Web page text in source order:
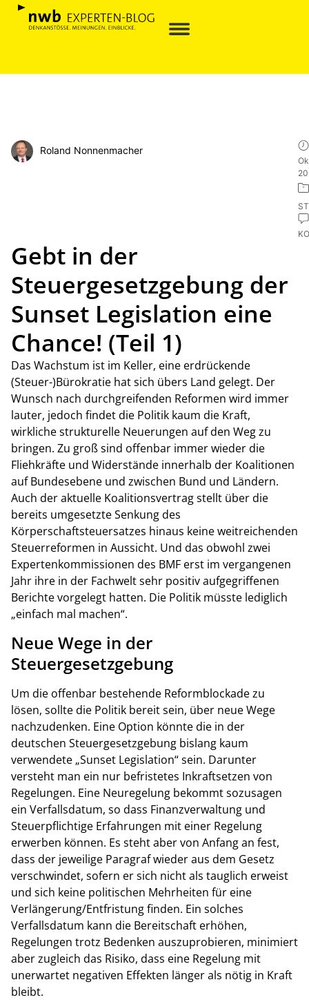
Roland Nonnenmacher
Gebt in der
Steuergesetzgebung der
Sunset Legislation eine
Chance! (Teil 1)
Das Wachstum ist im Keller, eine erdrückende
(Steuer-)Bürokratie hat sich übers Land gelegt. Der
Wunsch nach durchgreifenden Reformen wird immer
lauter, jedoch findet die Politik kaum die Kraft,
wirkliche strukturelle Neuerungen auf den Weg zu
bringen. Zu groß sind offenbar immer wieder die
Fliehkräfte und Widerstände innerhalb der Koalitionen
auf Bundesebene und zwischen Bund und Ländern.
Auch der aktuelle Koalitionsvertrag stellt über die
bereits umgesetzte Senkung des
Körperschaftsteuersatzes hinaus keine weitreichenden
Steuerreformen in Aussicht. Und das obwohl zwei
Expertenkommissionen des BMF erst im vergangenen
Jahr ihre in der Fachwelt sehr positiv aufgegriffenen
Berichte vorgelegt hatten. Die Politik müsste lediglich
„einfach mal machen“.
Neue Wege in der
Steuergesetzgebung
Um die offenbar bestehende Reformblockade zu
lösen, sollte die Politik bereit sein, über neue Wege
nachzudenken. Eine Option könnte die in der
deutschen Steuergesetzgebung bislang kaum
verwendete „Sunset Legislation“ sein. Darunter
versteht man ein nur befristetes Inkraftsetzen von
Regelungen. Eine Neuregelung bekommt sozusagen
ein Verfallsdatum, so dass Finanzverwaltung und
Steuerpflichtige Erfahrungen mit einer Regelung
erwerben können. Es steht aber von Anfang an fest,
dass der jeweilige Paragraf wieder aus dem Gesetz
verschwindet, sofern er sich nicht als tauglich erweist
und sich keine politischen Mehrheiten für eine
Verlängerung/Entfristung finden. Ein solches
Verfallsdatum kann die Bereitschaft erhöhen,
Regelungen trotz Bedenken auszuprobieren, minimiert
aber zugleich das Risiko, dass eine Regelung mit
unerwartet negativen Effekten länger als nötig in Kraft
bleibt.